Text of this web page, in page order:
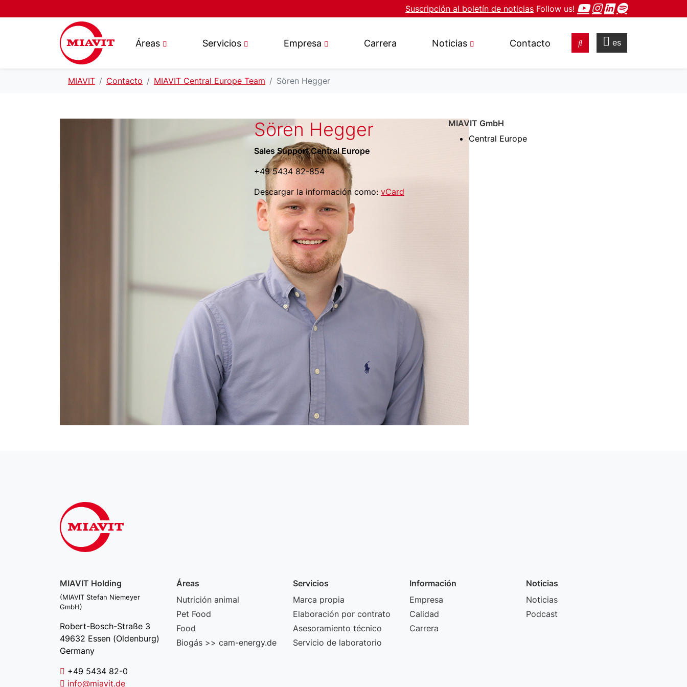
Suscripción al boletín de noticias Follow us!
Áreas Servicios Empresa Carrera Noticias Contacto es
MIAVIT Contacto MIAVIT Central Europe Team Sören Hegger
Sören Hegger
Sales Support Central Europe
+49 5434 82-854
Descargar la información como: vCard
MIAVIT GmbH
Central Europe
MIAVIT Holding
(MIAVIT Stefan Niemeyer
GmbH)
Robert-Bosch-Straße 3
49632 Essen (Oldenburg)
Germany
+49 5434 82-0
info@miavit.de
Áreas
Nutrición animal
Pet Food
Food
Biogás >> cam-energy.de
Servicios
Marca propia
Elaboración por contrato
Asesoramiento técnico
Servicio de laboratorio
Información
Empresa
Calidad
Carrera
Noticias
Noticias
Podcast